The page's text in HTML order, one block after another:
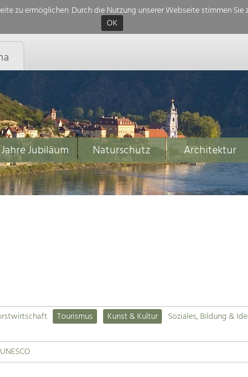
zu ermöglichen. Durch die Nutzung unserer Webseite stimmen
OK
Jubiläum Naturschutz Architektur
Tourismus Kunst & Kultur
Soziales, Bildung &
UNESCO